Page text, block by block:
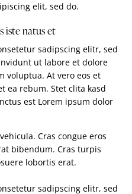
elit, sed do.
iste natus et
sadipscing elitr, sed
ut labore et dolore
voluptua. At vero eos et
ea rebum. Stet clita kasd
est Lorem ipsum dolor
Cras congue eros
bibendum. Cras turpis
lobortis erat.
sadipscing elitr, sed